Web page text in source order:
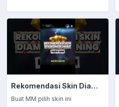
Rekomendasi Skin Diamond Kuning: Marksman
Buat MM pilih skin ini